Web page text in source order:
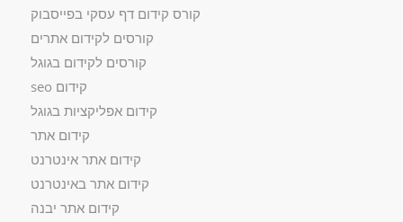
קורס קידום דף עסקי בפייסבוק
קורסים לקידום אתרים
קורסים לקידום בגוגל
קידום seo
קידום אפליקציות בגוגל
קידום אתר
קידום אתר אינטרנט
קידום אתר באינטרנט
קידום אתר יבנה